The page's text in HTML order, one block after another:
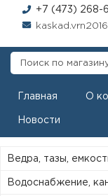
+7 (473) 268-
Главная О
Новости
Ведра, тазы,
Водоснабжение,